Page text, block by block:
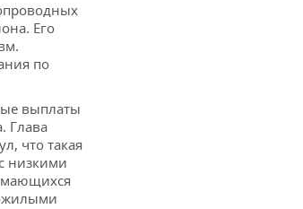
Его
по
выплаты
Глава
что такая
низкими